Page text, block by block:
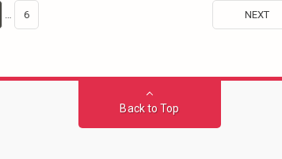
… 6 NEXT
Back to Top